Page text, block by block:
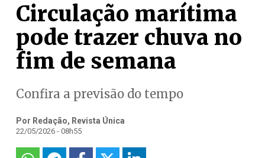
Circulação marítima
pode trazer chuva no
fim de semana
Confira a previsão do tempo
Por Redação, Revista Única
22/05/2026 - 08h55